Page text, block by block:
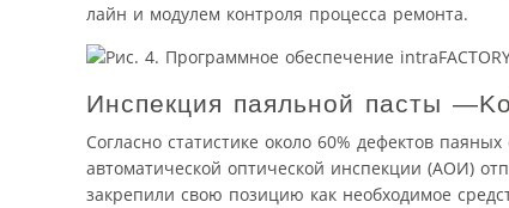
лайн и модулем контроля процесса ремонта.
Инспекция паяльной пасты
Согласно статистике около 60% дефектов
автоматической оптической инспекции (АОИ)
закрепили свою позицию как необходимое